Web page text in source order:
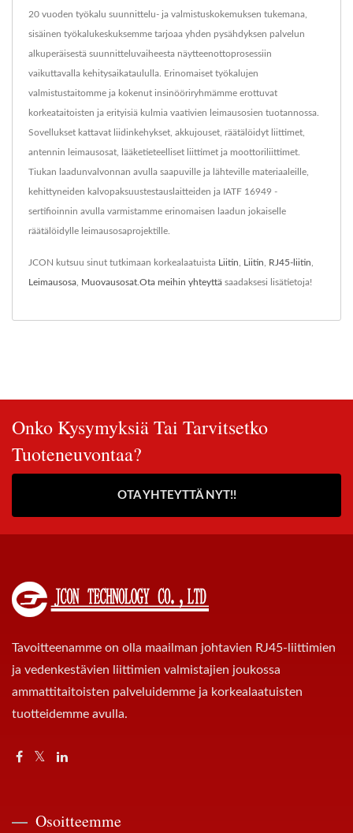
20 vuoden työkalu suunnittelu- ja valmistuskokemuksen tukemana,
sisäinen työkalukeskuksemme tarjoaa yhden pysähdyksen palvelun
alkuperäisestä suunnitteluvaiheesta näytteenottoprosessiin
vaikuttavalla kehitysaikataululla. Erinomaiset työkalujen
valmistustaitomme ja kokenut insinööriryhmämme erottuvat
korkeataitoisten ja erityisiä kulmia vaativien leimausosien tuotannossa.
Sovellukset kattavat liidinkehykset, akkujouset, räätälöidyt liittimet,
antennin leimausosat, lääketieteelliset liittimet ja moottoriliittimet.
Tiukan laadunvalvonnan avulla saapuville ja lähteville materiaaleille,
kehittyneiden kalvopaksuustestauslaitteiden ja IATF 16949 -
sertifioinnin avulla varmistamme erinomaisen laadun jokaiselle
räätälöidylle leimausosaprojektille.
JCON kutsuu sinut tutkimaan korkealaatuista Liitin, Liitin, RJ45-liitin,
Leimausosa, Muovausosat.Ota meihin yhteyttä saadaksesi lisätietoja!
Onko Kysymyksiä Tai Tarvitsetko
Tuoteneuvontaa?
OTA YHTEYTTÄ NYT!!
Tavoitteenamme on olla maailman johtavien RJ45-liittimien
ja vedenkestävien liittimien valmistajien joukossa
ammattitaitoisten palveluidemme ja korkealaatuisten
tuotteidemme avulla.
Osoitteemme